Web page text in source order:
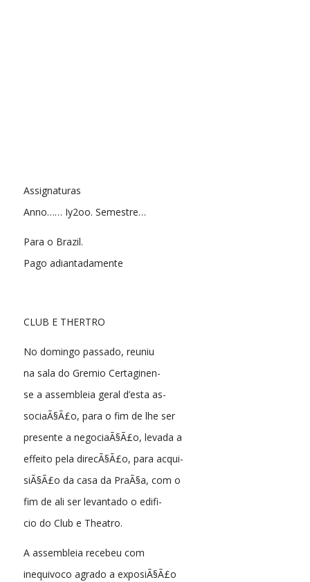
Assignaturas
Anno…… Iy2oo. Semestre…
Para o Brazil.
Pago adiantadamente
CLUB E THERTRO
No domingo passado, reuniu
na sala do Gremio Certaginen-
se a assembleia geral d’esta as-
sociaÃ§Ã£o, para o fim de lhe ser
presente a negociaÃ§Ã£o, levada a
effeito pela direcÃ§Ã£o, para acqui-
siÃ§Ã£o da casa da PraÃ§a, com o
fim de ali ser levantado o edifi-
cio do Club e Theatro.
A assembleia recebeu com
inequivoco agrado a exposiÃ§Ã£o